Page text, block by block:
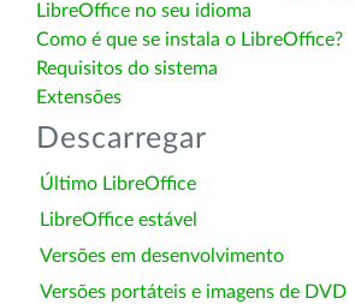
LibreOffice no seu idioma
Como é que se instala o LibreOffice?
Requisitos do sistema
Extensões
Descarregar
Último LibreOffice
LibreOffice estável
Versões em desenvolvimento
Versões portáteis e imagens de DVD